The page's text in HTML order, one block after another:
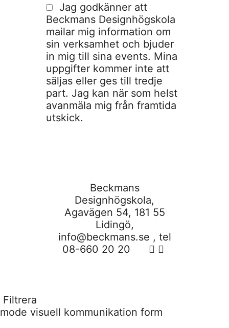
Jag godkänner att
Beckmans Designhögskola
mailar mig information om
sin verksamhet och bjuder
in mig till sina events. Mina
uppgifter kommer inte att
säljas eller ges till tredje
part. Jag kan när som helst
avanmäla mig från framtida
utskick.
Beckmans
Designhögskola,
Agavägen 54, 181 55
Lidingö,
info@beckmans.se , tel
08-660 20 20
Filtrera
mode visuell kommunikation form